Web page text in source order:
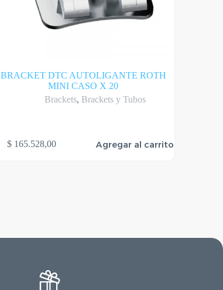
BRACKET DTC AUTOLIGANTE ROTH
MINI CASO X 20
Brackets, Brackets y Tubos
$ 165.528,00 Agregar al carrito